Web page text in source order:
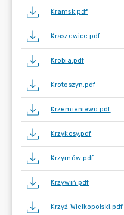
Kramsk.pdf
Kraszewice.pdf
Krobia.pdf
Krotoszyn.pdf
Krzemieniewo.pdf
Krzykosy.pdf
Krzymów.pdf
Krzywiń.pdf
Krzyż Wielkopolski.pdf